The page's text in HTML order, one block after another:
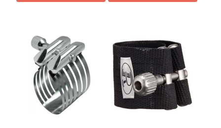
Las
opciones
pueden
elegir